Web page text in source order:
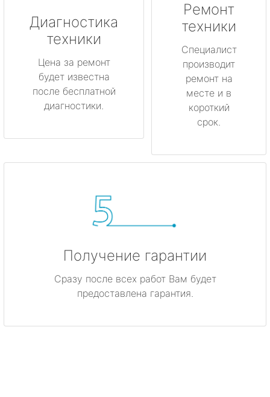
Диагностика
техники
Цена за ремонт
будет известна
после бесплатной
диагностики.
Ремонт
техники
Специалист
производит
ремонт на
месте и в
короткий
срок.
Получение гарантии
Сразу после всех работ Вам будет
предоставлена гарантия.